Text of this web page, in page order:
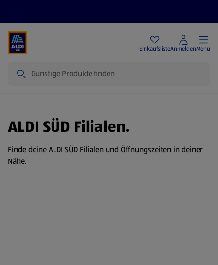
EinkaufslisteAnmeldenMenu
ALDI SÜD Filialen.
Finde deine ALDI SÜD Filialen und Öffnungszeiten in deiner
Nähe.